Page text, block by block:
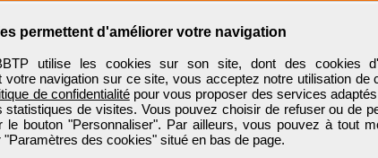
permettent d'améliorer votre navigation
utilise les cookies sur son site, dont des cookies
votre navigation sur ce site, vous acceptez notre utilisation de
de confidentialitépour vous proposer des services
statistiques de visites. Vous pouvez choisir de refuser ou de
le bouton "Personnaliser". Par ailleurs, vous pouvez à tout
"Paramètres des cookies" situé en bas de page.